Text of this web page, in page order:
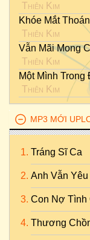
Thiên Kim
Khóe Mắt
Thiên Kim
Vẫn Mãi Mong
Thiên Kim
Một Mình Trong
Thiên Kim
MP3 MỚI
Tráng Sĩ Ca
Anh Vẫn
Con Nợ Tình
Thương